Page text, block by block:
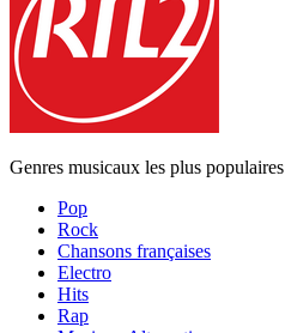
Genres musicaux les plus populaires
Pop
Rock
Chansons françaises
Electro
Hits
Rap